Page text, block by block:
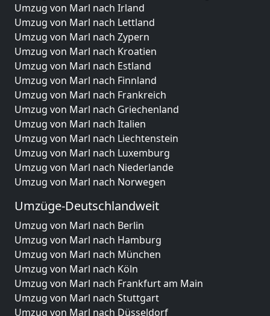
Umzug von Marl nach Irland
Umzug von Marl nach Lettland
Umzug von Marl nach Zypern
Umzug von Marl nach Kroatien
Umzug von Marl nach Estland
Umzug von Marl nach Finnland
Umzug von Marl nach Frankreich
Umzug von Marl nach Griechenland
Umzug von Marl nach Italien
Umzug von Marl nach Liechtenstein
Umzug von Marl nach Luxemburg
Umzug von Marl nach Niederlande
Umzug von Marl nach Norwegen
Umzüge-Deutschlandweit
Umzug von Marl nach Berlin
Umzug von Marl nach Hamburg
Umzug von Marl nach München
Umzug von Marl nach Köln
Umzug von Marl nach Frankfurt am Main
Umzug von Marl nach Stuttgart
Umzug von Marl nach Düsseldorf